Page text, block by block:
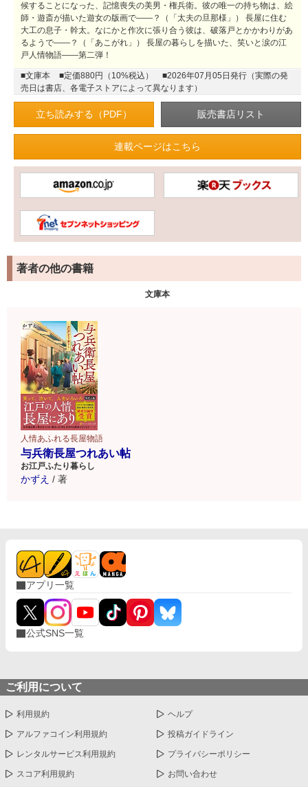
候することになった、記憶喪失の美男・権兵衛。彼の唯一の持ち物は、絵
師・遊斎が描いた遊女の版画で――？（「太夫の旦那様」） 長屋に住む
大工の息子・幹太。なにかと作次に張り合う彼は、破落戸とかかわりがあ
るようで――？（「あこがれ」） 長屋の暮らしを描いた、笑いと涙の江
戸人情物語――第二弾！
■文庫本 ■定価880円（10%税込）
■2026年07月05日発行（実際の発
売日は書店、各電子ストアによって異なります）
立ち読みする（PDF）
連載ページはこちら
著者の他の書籍
文庫本
人情あふれる長屋物語
与兵衛長屋つれあい帖
お江戸ふたり暮らし
かずえ / 著
アプリ一覧
公式SNS一覧
ご利用について
利用規約 ヘルプ
アルファコイン利用規約 投稿ガイドライン
レンタルサービス利用規約 プライバシーポリシー
スコア利用規約 お問い合わせ